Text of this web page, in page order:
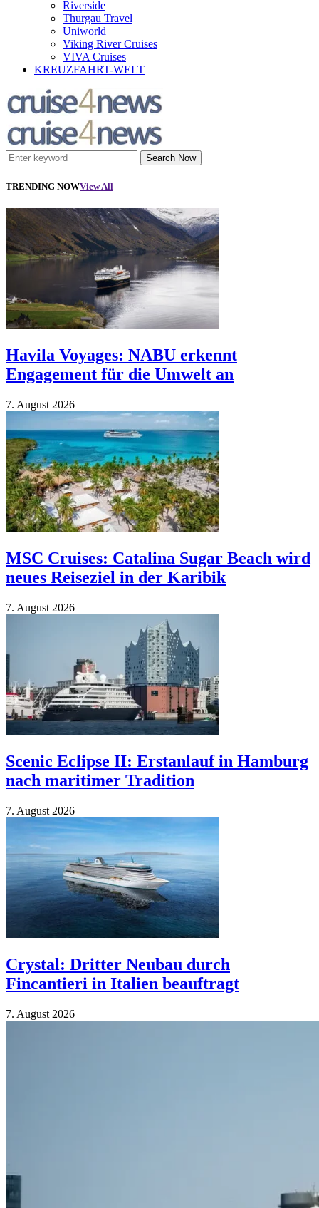
Riverside
Thurgau Travel
Uniworld
Viking River Cruises
VIVA Cruises
KREUZFAHRT-WELT
Search Now
TRENDING NOWView All
Havila Voyages: NABU erkennt
Engagement für die Umwelt an
7. August 2026
MSC Cruises: Catalina Sugar Beach wird
neues Reiseziel in der Karibik
7. August 2026
Scenic Eclipse II: Erstanlauf in Hamburg
nach maritimer Tradition
7. August 2026
Crystal: Dritter Neubau durch
Fincantieri in Italien beauftragt
7. August 2026